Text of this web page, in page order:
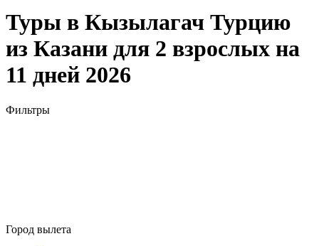
Туры в Кызылагач Турцию
из Казани для 2 взрослых на
11 дней 2026
Фильтры
Город вылета